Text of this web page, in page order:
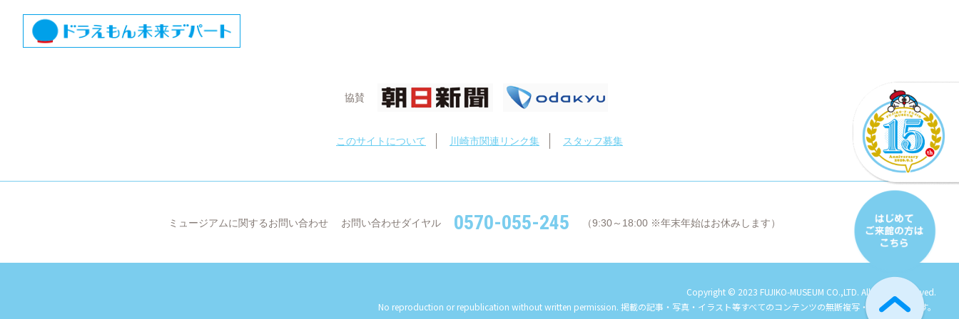
協賛
このサイトについて 川崎市関連リンク集 スタッフ募集
ミュージアムに関するお問い合わせ お問い合わせダイヤル 0570-055-245 （9:30～18:00 ※年末年始はお休みします）
Copyright © 2023 FUJIKO-MUSEUM CO.,LTD. All Rights Reserved.
No reproduction or republication without written permission. 掲載の記事・写真・イラスト等すべてのコンテンツの無断複写・転載を禁じます。